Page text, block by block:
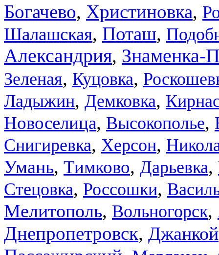
Богачево, Христиновка,
Шалашская, Поташ,
Александрия, Знаменка-
Зеленая, Куцовка,
Ладыжин, Демковка,
Новоселица, Высокополье,
Снигиревка, Херсон,
Умань, Тимково, Дарьевка,
Стецовка, Россошки,
Мелитополь, Вольногорск,
Днепропетровск, Джанкой